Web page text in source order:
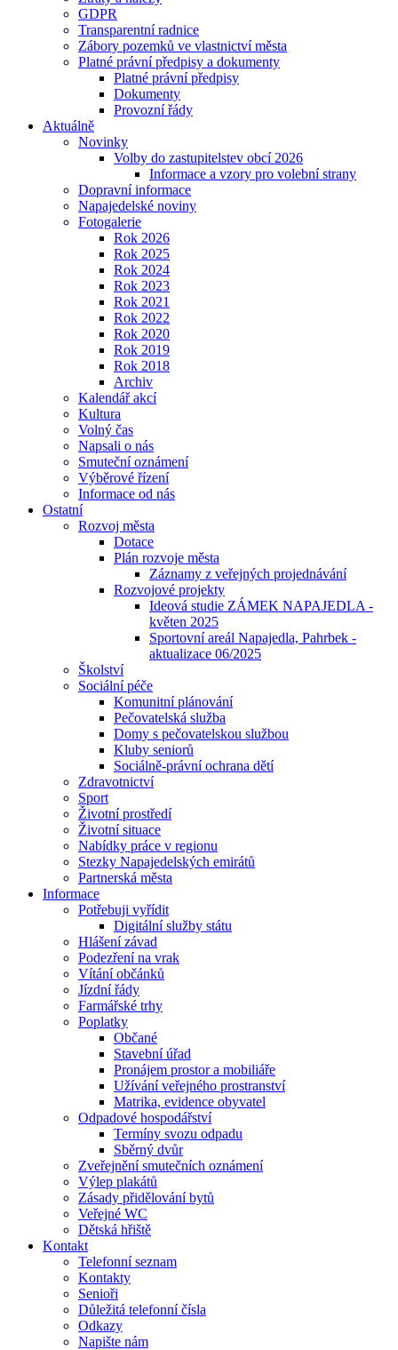
GDPR
Transparentní radnice
Zábory pozemků ve vlastnictví města
Platné právní předpisy a dokumenty
Platné právní předpisy
Dokumenty
Provozní řády
Aktuálně
Novinky
Volby do zastupitelstev obcí 2026
Informace a vzory pro volební strany
Dopravní informace
Napajedelské noviny
Fotogalerie
Rok 2026
Rok 2025
Rok 2024
Rok 2023
Rok 2021
Rok 2022
Rok 2020
Rok 2019
Rok 2018
Archiv
Kalendář akcí
Kultura
Volný čas
Napsali o nás
Smuteční oznámení
Výběrové řízení
Informace od nás
Ostatní
Rozvoj města
Dotace
Plán rozvoje města
Záznamy z veřejných projednávání
Rozvojové projekty
Ideová studie ZÁMEK NAPAJEDLA -
květen 2025
Sportovní areál Napajedla, Pahrbek -
aktualizace 06/2025
Školství
Sociální péče
Komunitní plánování
Pečovatelská služba
Domy s pečovatelskou službou
Kluby seniorů
Sociálně-právní ochrana dětí
Zdravotnictví
Sport
Životní prostředí
Životní situace
Nabídky práce v regionu
Stezky Napajedelských emirátů
Partnerská města
Informace
Potřebuji vyřídit
Digitální služby státu
Hlášení závad
Podezření na vrak
Vítání občánků
Jízdní řády
Farmářské trhy
Poplatky
Občané
Stavební úřad
Pronájem prostor a mobiliáře
Užívání veřejného prostranství
Matrika, evidence obyvatel
Odpadové hospodářství
Termíny svozu odpadu
Sběrný dvůr
Zveřejnění smutečních oznámení
Výlep plakátů
Zásady přidělování bytů
Veřejné WC
Dětská hřiště
Kontakt
Telefonní seznam
Kontakty
Senioři
Důležitá telefonní čísla
Odkazy
Napište nám